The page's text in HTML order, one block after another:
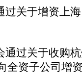
关于增资上海
过关于收购杭
全资子公司增